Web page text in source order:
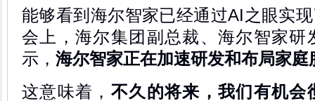
能够看到海尔智家已经通过AI之眼实
会上，海尔集团副总裁、海尔智家研
示， 海尔智家正在加速研发和布局家
这意味着， 不久的将来，我们有机会